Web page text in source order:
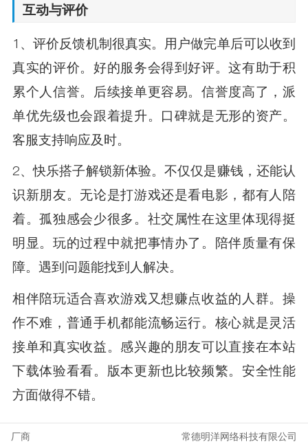
互动与评价
1、评价反馈机制很真实。用户做完单后可以收到
真实的评价。好的服务会得到好评。这有助于积
累个人信誉。后续接单更容易。信誉度高了，派
单优先级也会跟着提升。口碑就是无形的资产。
客服支持响应及时。
2、快乐搭子解锁新体验。不仅仅是赚钱，还能认
识新朋友。无论是打游戏还是看电影，都有人陪
着。孤独感会少很多。社交属性在这里体现得挺
明显。玩的过程中就把事情办了。陪伴质量有保
障。遇到问题能找到人解决。
相伴陪玩适合喜欢游戏又想赚点收益的人群。操
作不难，普通手机都能流畅运行。核心就是灵活
接单和真实收益。感兴趣的朋友可以直接在本站
下载体验看看。版本更新也比较频繁。安全性能
方面做得不错。
厂商 常德明洋网络科技有限公司